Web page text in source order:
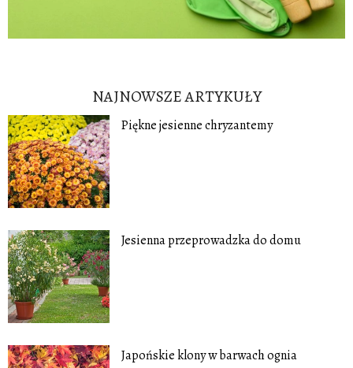
NAJNOWSZE ARTYKUŁY
Piękne jesienne chryzantemy
Jesienna przeprowadzka do domu
Japońskie klony w barwach ognia